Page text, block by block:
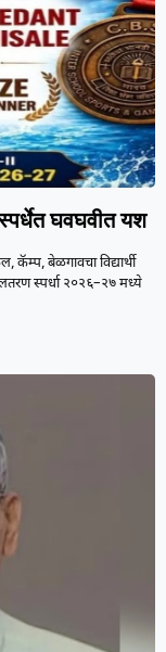
घवघवीत यश
कॅम्प, बेळगावचा विद्यार्थी
स्पर्धा २०२६–२७ मध्ये